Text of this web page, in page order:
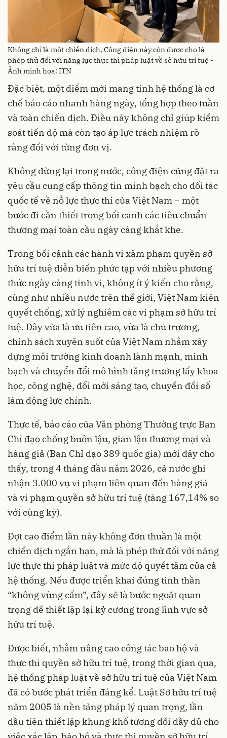
Không chỉ là một chiến dịch, Công điện này còn được cho là
phép thử đối với năng lực thực thi pháp luật về sở hữu trí tuệ -
Ảnh minh họa: ITN
Đặc biệt, một điểm mới mang tính hệ thống là cơ
chế báo cáo nhanh hàng ngày, tổng hợp theo tuần
và toàn chiến dịch. Điều này không chỉ giúp kiểm
soát tiến độ mà còn tạo áp lực trách nhiệm rõ
ràng đối với từng đơn vị.
Không dừng lại trong nước, công điện cũng đặt ra
yêu cầu cung cấp thông tin minh bạch cho đối tác
quốc tế về nỗ lực thực thi của Việt Nam – một
bước đi cần thiết trong bối cảnh các tiêu chuẩn
thương mại toàn cầu ngày càng khắt khe.
Trong bối cảnh các hành vi xâm phạm quyền sở
hữu trí tuệ diễn biến phức tạp với nhiều phương
thức ngày càng tinh vi, không ít ý kiến cho rằng,
cũng như nhiều nước trên thế giới, Việt Nam kiên
quyết chống, xử lý nghiêm các vi phạm sở hữu trí
tuệ. Đây vừa là ưu tiên cao, vừa là chủ trương,
chính sách xuyên suốt của Việt Nam nhằm xây
dựng môi trường kinh doanh lành mạnh, minh
bạch và chuyển đổi mô hình tăng trưởng lấy khoa
học, công nghệ, đổi mới sáng tạo, chuyển đổi số
làm động lực chính.
Thực tế, báo cáo của Văn phòng Thường trực Ban
Chỉ đạo chống buôn lậu, gian lận thương mại và
hàng giả (Ban Chỉ đạo 389 quốc gia) mới đây cho
thấy, trong 4 tháng đầu năm 2026, cả nước ghi
nhận 3.000 vụ vi phạm liên quan đến hàng giả
và vi phạm quyền sở hữu trí tuệ (tăng 167,14% so
với cùng kỳ).
Đợt cao điểm lần này không đơn thuần là một
chiến dịch ngắn hạn, mà là phép thử đối với năng
lực thực thi pháp luật và mức độ quyết tâm của cả
hệ thống. Nếu được triển khai đúng tinh thần
“không vùng cấm”, đây sẽ là bước ngoặt quan
trọng để thiết lập lại kỷ cương trong lĩnh vực sở
hữu trí tuệ.
Được biết, nhằm nâng cao công tác bảo hộ và
thực thi quyền sở hữu trí tuệ, trong thời gian qua,
hệ thống pháp luật về sở hữu trí tuệ của Việt Nam
đã có bước phát triển đáng kể. Luật Sở hữu trí tuệ
năm 2005 là nền tảng pháp lý quan trọng, lần
đầu tiên thiết lập khung khổ tương đối đầy đủ cho